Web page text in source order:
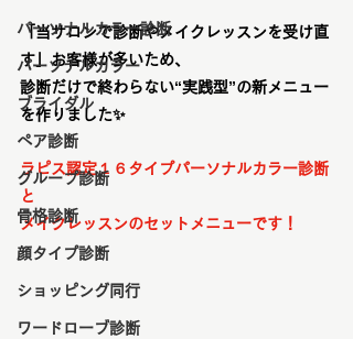
パーソナルカラー診断
パーソナルカラー
ブライダル
ペア診断
グループ診断
骨格診断
顔タイプ診断
ショッピング同行
ワードローブ診断
「当サロンで診断やメイクレッスンを受け直
す」お客様が多いため、
診断だけで終わらない“実践型”の新メニュー
を作りました✨
ラピス認定１６タイプパーソナルカラー診断
と
メイクレッスンのセットメニューです！